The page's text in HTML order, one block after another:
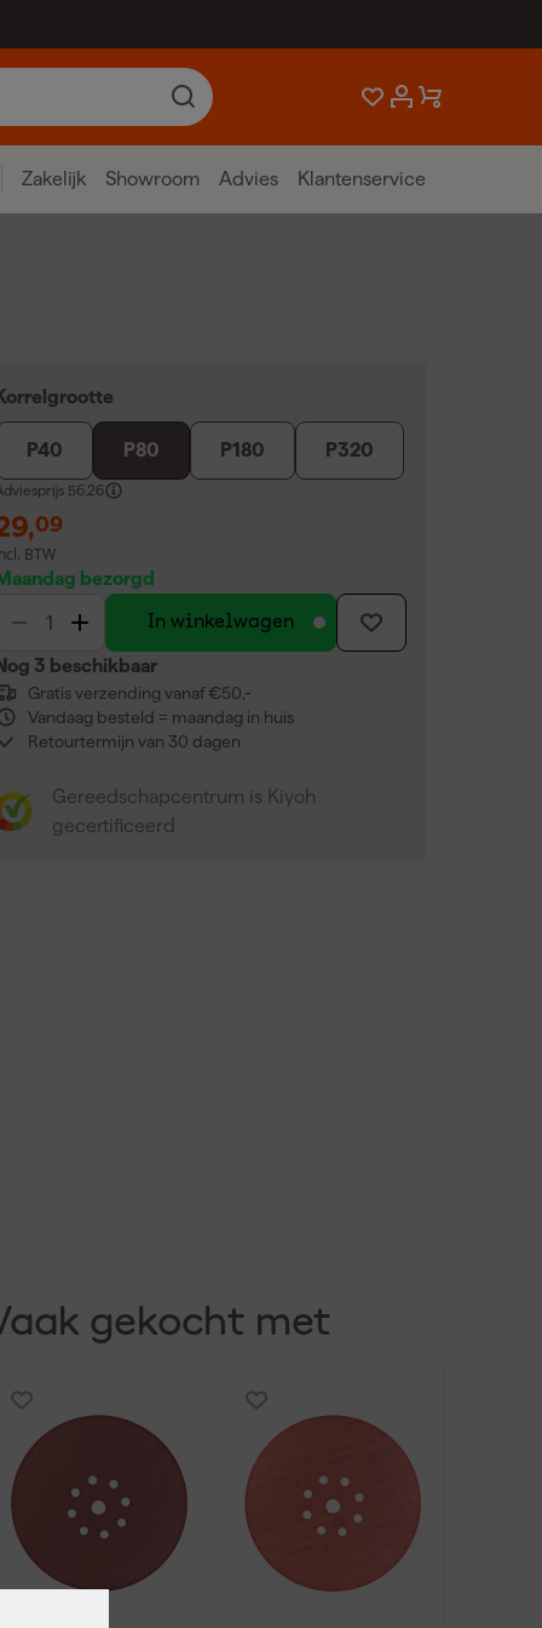
Zakelijk Showroom Advies Klantenservice
P40 P80 P180 P320
56,26
,09
BTW
bezorgd
In winkelwagen
3 beschikbaar
Gratis verzending vanaf €50,-
Vandaag besteld = maandag in huis
Retourtermijn van 30 dagen
Gereedschapcentrum is Kiyoh
gecertificeerd
gekocht met